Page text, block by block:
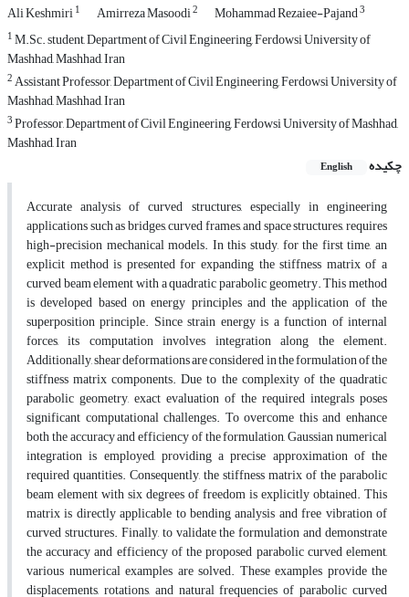
Ali Keshmiri1 Amirreza Masoodi2 Mohammad Rezaiee-Pajand3
1M.Sc. student, Department of Civil Engineering, Ferdowsi University of
Mashhad, Mashhad, Iran
2Assistant Professor, Department of Civil Engineering, Ferdowsi University of
Mashhad, Mashhad, Iran
3Professor, Department of Civil Engineering, Ferdowsi University of Mashhad,
Mashhad, Iran
چکیده
English
Accurate analysis of curved structures, especially in engineering
applications such as bridges, curved frames, and space structures, requires
high-precision mechanical models. In this study, for the first time, an
explicit method is presented for expanding the stiffness matrix of a
curved beam element with a quadratic parabolic geometry. This method
is developed based on energy principles and the application of the
superposition principle. Since strain energy is a function of internal
forces, its computation involves integration along the element.
Additionally, shear deformations are considered in the formulation of the
stiffness matrix components. Due to the complexity of the quadratic
parabolic geometry, exact evaluation of the required integrals poses
significant computational challenges. To overcome this and enhance
both the accuracy and efficiency of the formulation, Gaussian numerical
integration is employed, providing a precise approximation of the
required quantities. Consequently, the stiffness matrix of the parabolic
beam element with six degrees of freedom is explicitly obtained. This
matrix is directly applicable to bending analysis and free vibration of
curved structures. Finally, to validate the formulation and demonstrate
the accuracy and efficiency of the proposed parabolic curved element,
various numerical examples are solved. These examples provide the
displacements, rotations, and natural frequencies of parabolic curved